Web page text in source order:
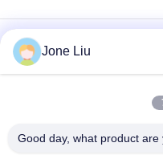
Choc de suspension
d'air
benz
Jone Liu
Good day, what product